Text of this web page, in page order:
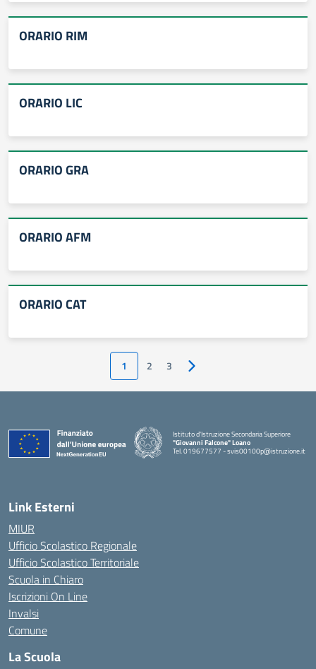
ORARIO RIM
ORARIO LIC
ORARIO GRA
ORARIO AFM
ORARIO CAT
1 2 3 Pagina successiva
Istituto d'Istruzione Secondaria Superiore
"Giovanni Falcone" Loano
Tel. 019677577 - svis00100p@istruzione.it
— Visita la pagina iniziale della scuola
Link Esterni
MIUR
Ufficio Scolastico Regionale
Ufficio Scolastico Territoriale
Scuola in Chiaro
Iscrizioni On Line
Invalsi
Comune
La Scuola